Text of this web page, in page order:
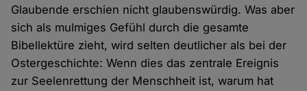
Glaubende erschien nicht glaubenswürdig. Was aber
sich als mulmiges Gefühl durch die gesamte
Bibellektüre zieht, wird selten deutlicher als bei der
Ostergeschichte: Wenn dies das zentrale Ereignis
zur Seelenrettung der Menschheit ist, warum hat